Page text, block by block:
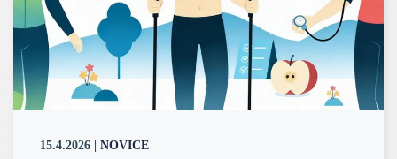
15.4.2026 NOVICE